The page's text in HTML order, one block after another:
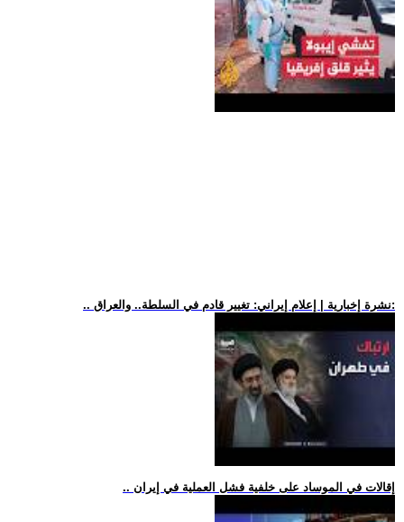
.. نشرة إخبارية | إعلام إيراني: تغيير قادم في السلطة.. والعراق:
.. إقالات في الموساد على خلفية فشل العملية في إيران